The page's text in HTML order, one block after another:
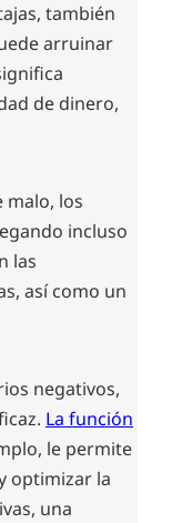
también
arruinar
de dinero,
malo, los
incluso
las
así como un
negativos,
La función
le permite
optimizar la
una